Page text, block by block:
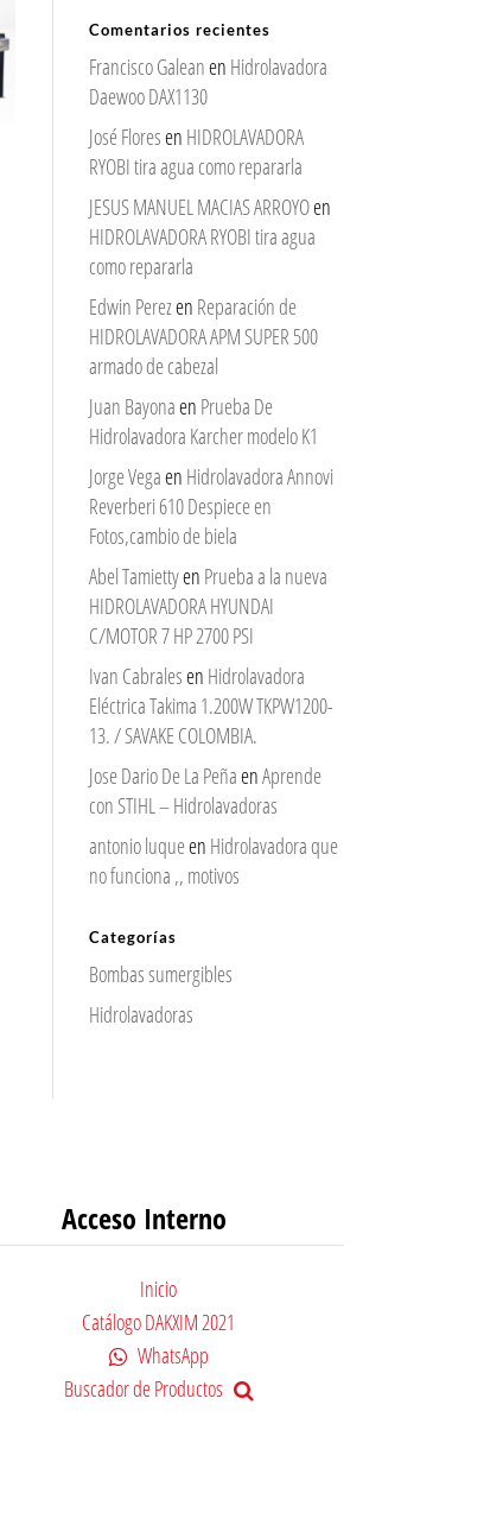
Comentarios recientes
Francisco Galeanen Hidrolavadora
Daewoo DAX1130
José Floresen HIDROLAVADORA
RYOBI tira agua como repararla
JESUS MANUEL MACIAS ARROYOen
HIDROLAVADORA RYOBI tira agua
como repararla
Edwin Perezen Reparación de
HIDROLAVADORA APM SUPER 500
armado de cabezal
Juan Bayonaen Prueba De
Hidrolavadora Karcher modelo K1
Jorge Vegaen Hidrolavadora Annovi
Reverberi 610 Despiece en
Fotos,cambio de biela
Abel Tamiettyen Prueba a la nueva
HIDROLAVADORA HYUNDAI
C/MOTOR 7 HP 2700 PSI
Ivan Cabralesen Hidrolavadora
Eléctrica Takima 1.200W TKPW1200-
13. / SAVAKE COLOMBIA.
Jose Dario De La PeñaenAprende
con STIHL – Hidrolavadoras
antonio luqueen Hidrolavadora que
no funciona ,, motivos
Categorías
Bombas sumergibles
Hidrolavadoras
Acceso Interno
Inicio
Catálogo DAKXIM 2021
WhatsApp
Buscador de Productos